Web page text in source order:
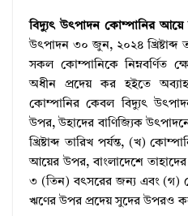
বিদ্যুৎ উৎপাদন কোম্পানির
উৎপাদন ৩০ জুন, ২০২৪ খ্রিষ্টাব্দ
সকল কোম্পানিকে নিম্নবর্ণিত
অধীন প্রদেয় কর হইতে
কোম্পানির কেবল বিদ্যুৎ
উপর, উহাদের বাণিজ্যিক
খ্রিষ্টাব্দ তারিখ পর্যন্ত, (খ)
আয়ের উপর, বাংলাদেশে
৩ (তিন) বৎসরের জন্য এবং (গ)
ঋণের উপর প্রদেয় সুদের উপরও